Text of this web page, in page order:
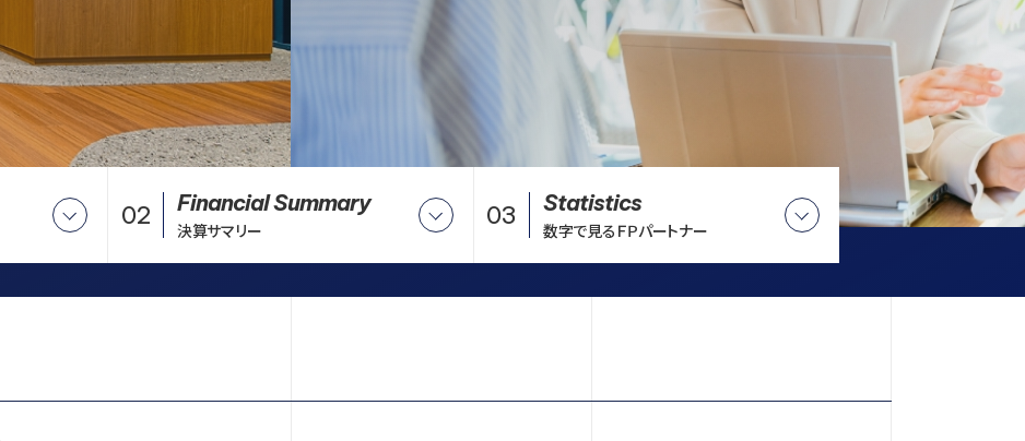
02 Financial Summary
決算サマリー 03 Statistics
数字で見るＦＰパートナー